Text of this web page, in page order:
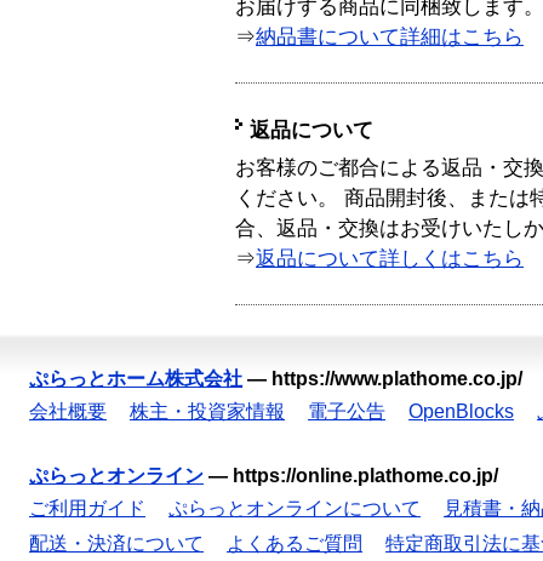
お届けする商品に同梱致します。
⇒納品書について詳細はこちら
返品について
お客様のご都合による返品・交
ください。 商品開封後、または
合、返品・交換はお受けいたし
⇒返品について詳しくはこちら
ぷらっとホーム株式会社 — https://www.plathome.co.jp/
会社概要
株主・投資家情報 電子公告 OpenBlocks
ぷらっとオンライン — https://online.plathome.co.jp/
ご利用ガイド
ぷらっとオンラインについて
見積書・
配送・決済について
よくあるご質問
特定商取引法に